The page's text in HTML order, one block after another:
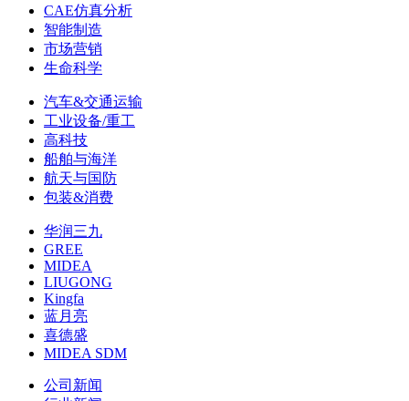
CAE仿真分析
智能制造
市场营销
生命科学
汽车&交通运输
工业设备/重工
高科技
船舶与海洋
航天与国防
包装&消费
华润三九
GREE
MIDEA
LIUGONG
Kingfa
蓝月亮
喜德盛
MIDEA SDM
公司新闻